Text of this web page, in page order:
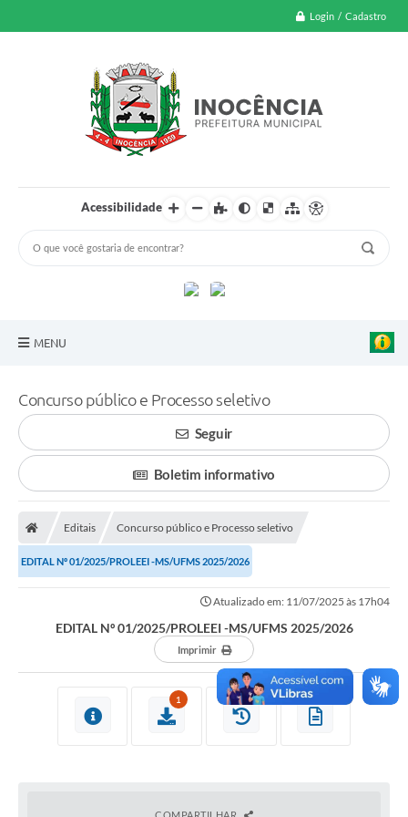
Login / Cadastro
Acessibilidade
MENU
Poder Executivo
Transparência Pública
Notícias
Legislação
Diário Oficial
Galeria de Fotos
Cartas de Serviços
Concurso público e Processo seletivo
Seguir
Boletim informativo
Editais Concurso público e Processo seletivo
EDITAL Nº 01/2025/PROLEEI -MS/UFMS 2025/2026
Atualizado em: 11/07/2025 às 17h04
EDITAL Nº 01/2025/PROLEEI -MS/UFMS 2025/2026
Imprimir
1